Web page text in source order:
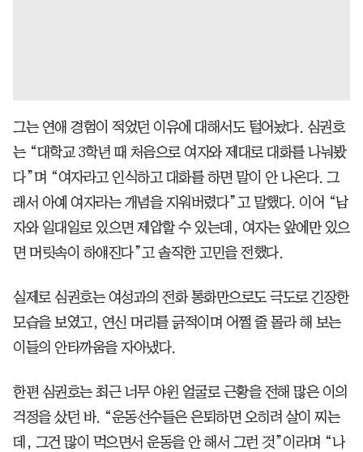
그는 연애 경험이 적었던 이유에 대해서도 털어놨다. 심권호
는 “대학교 3학년 때 처음으로 여자와 제대로 대화를 나눠봤
다”며 “여자라고 인식하고 대화를 하면 말이 안 나온다. 그
래서 아예 여자라는 개념을 지워버렸다”고 말했다. 이어 “남
자와 일대일로 있으면 제압할 수 있는데, 여자는 앞에만 있으
면 머릿속이 하얘진다”고 솔직한 고민을 전했다.
실제로 심권호는 여성과의 전화 통화만으로도 극도로 긴장한
모습을 보였고, 연신 머리를 긁적이며 어쩔 줄 몰라 해 보는
이들의 안타까움을 자아냈다.
한편 심권호는 최근 너무 야윈 얼굴로 근황을 전해 많은 이의
걱정을 샀던 바. “운동선수들은 은퇴하면 오히려 살이 찌는
데, 그건 많이 먹으면서 운동을 안 해서 그런 것”이라며 “나